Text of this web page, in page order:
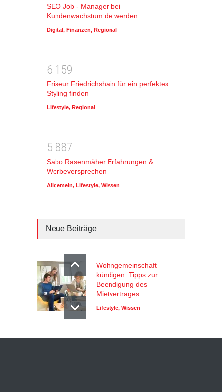
SEO Job - Manager bei
Kundenwachstum.de werden
Digital, Finanzen, Regional
6 1 59
Friseur Friedrichshain für ein perfektes
Styling finden
Lifestyle, Regional
5 887
Sabo Rasenmäher Erfahrungen &
Werbeversprechen
Allgemein, Lifestyle, Wissen
Neue Beiträge
Wohngemeinschaft
kündigen: Tipps zur
Beendigung des
Mietvertrages
Lifestyle, Wissen